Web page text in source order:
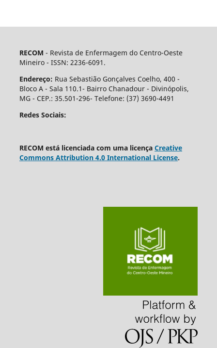
RECOM - Revista de Enfermagem do Centro-Oeste
Mineiro - ISSN: 2236-6091.
Endereço: Rua Sebastião Gonçalves Coelho, 400 -
Bloco A - Sala 110.1- Bairro Chanadour - Divinópolis,
MG - CEP.: 35.501-296- Telefone: (37) 3690-4491
Redes Sociais:
RECOM está licenciada com uma licença Creative
Commons Attribution 4.0 International License.